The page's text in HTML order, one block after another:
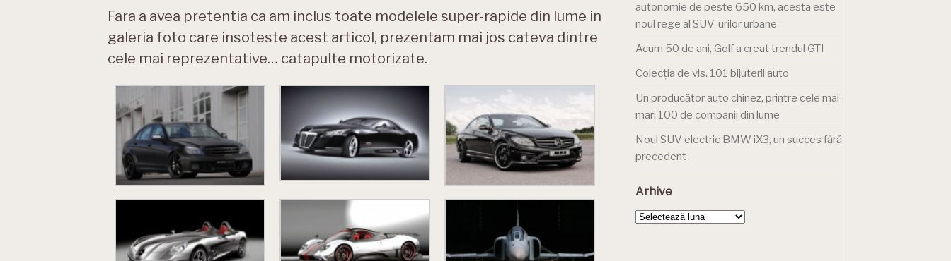
Fara a avea pretentia ca am inclus toate modelele super-rapide din lume in
galeria foto care insoteste acest articol, prezentam mai jos cateva dintre
cele mai reprezentative… catapulte motorizate.
autonomie de peste 650 km, acesta este
noul rege al SUV-urilor urbane
Acum 50 de ani, Golf a creat trendul GTI
Colecția de vis. 101 bijuterii auto
Un producător auto chinez, printre cele mai
mari 100 de companii din lume
Noul SUV electric BMW iX3, un succes fără
precedent
Arhive
Arhive